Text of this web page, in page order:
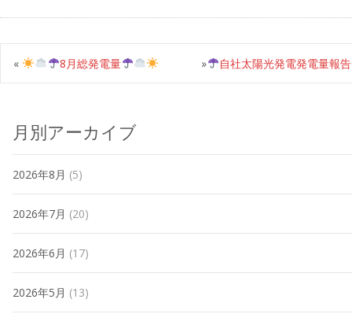
« 8月総発電量 自社太陽光発電発電量報告
»
月別アーカイブ
2026年8月 (5)
2026年7月 (20)
2026年6月 (17)
2026年5月 (13)